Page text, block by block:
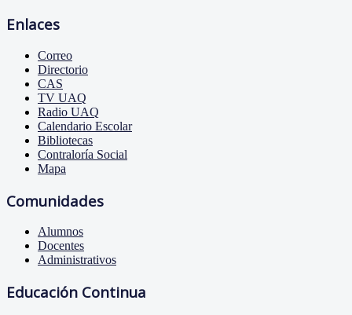
Enlaces
Correo
Directorio
CAS
TV UAQ
Radio UAQ
Calendario Escolar
Bibliotecas
Contraloría Social
Mapa
Comunidades
Alumnos
Docentes
Administrativos
Educación Continua